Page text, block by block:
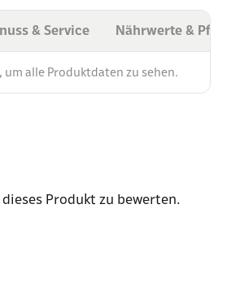
& Service Nährwerte &
um alle Produktdaten zu sehen.
dieses Produkt zu bewerten.